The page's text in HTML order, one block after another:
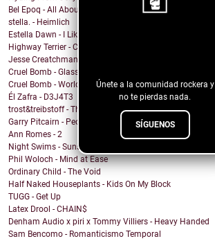
Únete a la comunidad rockera y
no te pierdas nada.
SÍGUENOS
Bel Epoq - All About You
stella. - Heimlich
Estella Dawn - I Like It Rough
Highway Terrier - Covid Blues
Jesse Creatchman - Heat Of The Summer Night
Cruel Bomb - Glass House
Cruel Bomb - World Breaker
Él Zafra - D3J4T3
trost&treibstoff - They Don't Need a Photographer
Garry Pitcairn - People Eat People
Ann Romes - 2
Night Swims - Sunshine Head
Phil Woloch - Mind at Ease
Ordinary Child - The Void
Half Naked Houseplants - Kids On My Block
TUGG - Get Up
Latex Drool - CHAIN$
Denham Audio x piri x Tommy Villiers - Heavy Handed
Sam Bencomo - Romanticismo Temporal